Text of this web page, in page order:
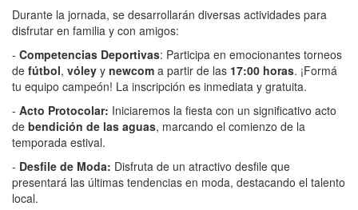
Durante la jornada, se desarrollarán diversas actividades para
disfrutar en familia y con amigos:
- Competencias Deportivas: Participa en emocionantes torneos
de fútbol, vóley y newcom a partir de las 17:00 horas. ¡Formá
tu equipo campeón! La inscripción es inmediata y gratuita.
- Acto Protocolar: Iniciaremos la fiesta con un significativo acto
de bendición de las aguas, marcando el comienzo de la
temporada estival.
- Desfile de Moda: Disfruta de un atractivo desfile que
presentará las últimas tendencias en moda, destacando el talento
local.